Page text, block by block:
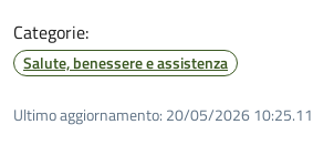
Categorie:
Salute, benessere e assistenza
Ultimo aggiornamento: 20/05/2026 10:25.11